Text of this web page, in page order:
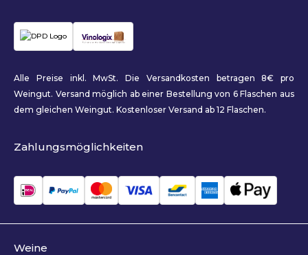
Alle Preise inkl. MwSt. Die Versandkosten betragen 8€ pro
Weingut. Versand möglich ab einer Bestellung von 6 Flaschen aus
dem gleichen Weingut. Kostenloser Versand ab 12 Flaschen.
Zahlungsmöglichkeiten
Weine